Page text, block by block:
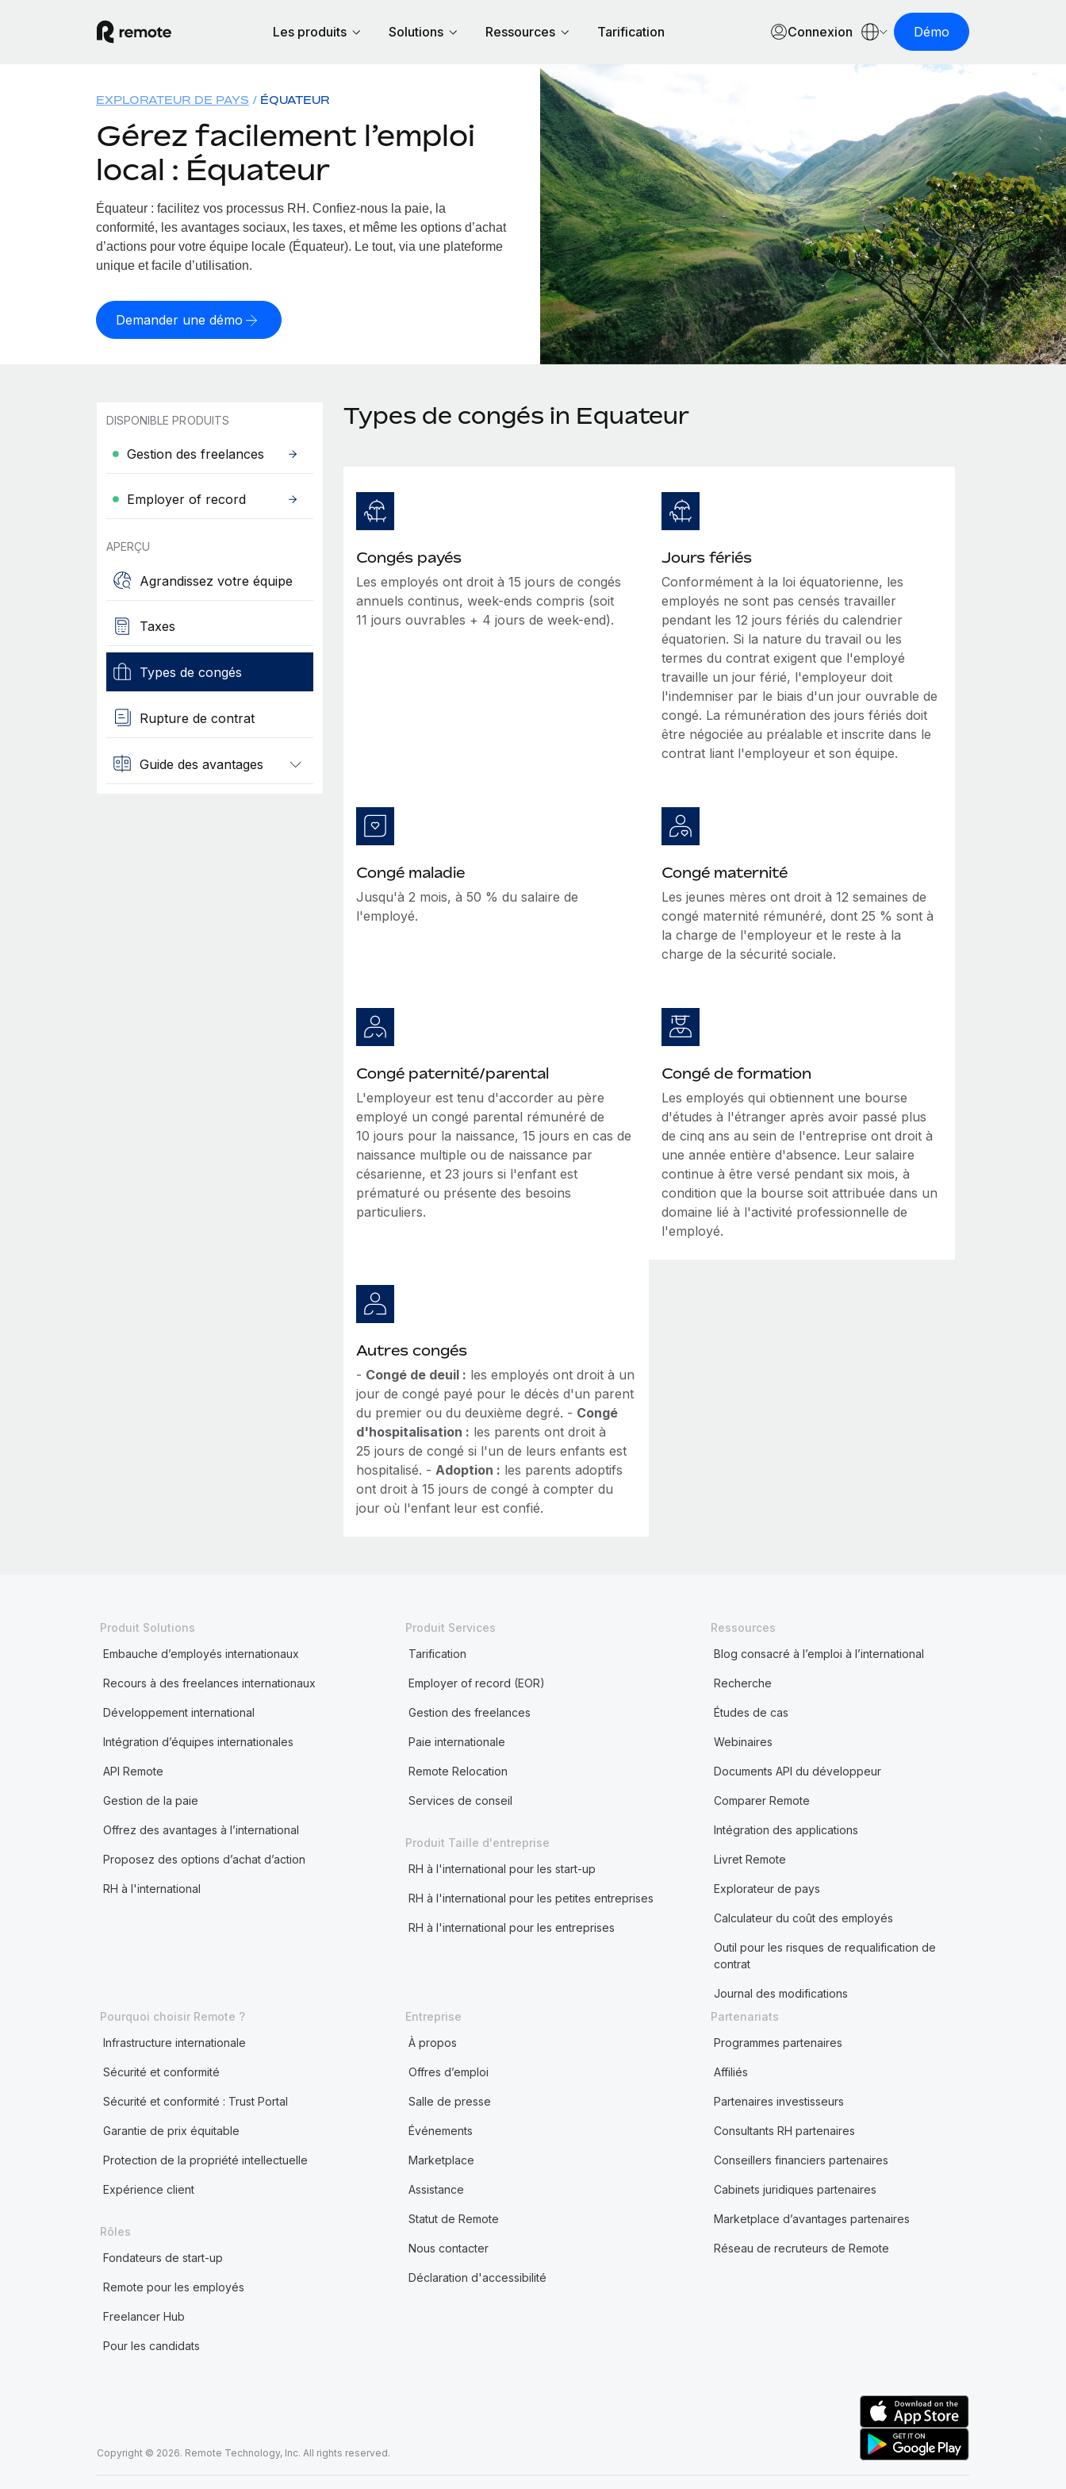
Les produits Solutions Ressources Tarification Connexion Démo
EXPLORATEUR DE PAYS ÉQUATEUR
Gérez facilement l’emploi
local : Équateur
Équateur : facilitez vos processus RH. Confiez-nous la paie, la
conformité, les avantages sociaux, les taxes, et même les options d’achat
d’actions pour votre équipe locale (Équateur). Le tout, via une plateforme
unique et facile d’utilisation.
Demander une démo
DISPONIBLE PRODUITS
Gestion des freelances
Employer of record
APERÇU
Agrandissez votre équipe
Taxes
Types de congés
Rupture de contrat
Guide des avantages
Types de congés in Equateur
Congés payés
Les employés ont droit à 15 jours de congés
annuels continus, week-ends compris (soit
11 jours ouvrables + 4 jours de week-end).
Jours fériés
Conformément à la loi équatorienne, les
employés ne sont pas censés travailler
pendant les 12 jours fériés du calendrier
équatorien. Si la nature du travail ou les
termes du contrat exigent que l'employé
travaille un jour férié, l'employeur doit
l'indemniser par le biais d'un jour ouvrable de
congé. La rémunération des jours fériés doit
être négociée au préalable et inscrite dans le
contrat liant l'employeur et son équipe.
Congé maladie
Jusqu'à 2 mois, à 50 % du salaire de
l'employé.
Congé maternité
Les jeunes mères ont droit à 12 semaines de
congé maternité rémunéré, dont 25 % sont à
la charge de l'employeur et le reste à la
charge de la sécurité sociale.
Congé paternité/parental
L'employeur est tenu d'accorder au père
employé un congé parental rémunéré de
10 jours pour la naissance, 15 jours en cas de
naissance multiple ou de naissance par
césarienne, et 23 jours si l'enfant est
prématuré ou présente des besoins
particuliers.
Congé de formation
Les employés qui obtiennent une bourse
d'études à l'étranger après avoir passé plus
de cinq ans au sein de l'entreprise ont droit à
une année entière d'absence. Leur salaire
continue à être versé pendant six mois, à
condition que la bourse soit attribuée dans un
domaine lié à l'activité professionnelle de
l'employé.
Autres congés
- Congé de deuil : les employés ont droit à un
jour de congé payé pour le décès d'un parent
du premier ou du deuxième degré. - Congé
d'hospitalisation : les parents ont droit à
25 jours de congé si l'un de leurs enfants est
hospitalisé. - Adoption : les parents adoptifs
ont droit à 15 jours de congé à compter du
jour où l'enfant leur est confié.
Produit Solutions
Embauche d’employés internationaux
Recours à des freelances internationaux
Développement international
Intégration d’équipes internationales
API Remote
Gestion de la paie
Offrez des avantages à l’international
Proposez des options d’achat d’action
RH à l'international
Produit Services
Tarification
Employer of record (EOR)
Gestion des freelances
Paie internationale
Remote Relocation
Services de conseil
Produit Taille d'entreprise
RH à l'international pour les start-up
RH à l'international pour les petites entreprises
RH à l'international pour les entreprises
Ressources
Blog consacré à l’emploi à l’international
Recherche
Études de cas
Webinaires
Documents API du développeur
Comparer Remote
Intégration des applications
Livret Remote
Explorateur de pays
Calculateur du coût des employés
Outil pour les risques de requalification de
contrat
Journal des modifications
Pourquoi choisir Remote ?
Infrastructure internationale
Sécurité et conformité
Sécurité et conformité : Trust Portal
Garantie de prix équitable
Protection de la propriété intellectuelle
Expérience client
Rôles
Fondateurs de start-up
Remote pour les employés
Freelancer Hub
Pour les candidats
Entreprise
À propos
Offres d’emploi
Salle de presse
Événements
Marketplace
Assistance
Statut de Remote
Nous contacter
Déclaration d'accessibilité
Partenariats
Programmes partenaires
Affiliés
Partenaires investisseurs
Consultants RH partenaires
Conseillers financiers partenaires
Cabinets juridiques partenaires
Marketplace d’avantages partenaires
Réseau de recruteurs de Remote
Copyright © 2026. Remote Technology, Inc. All rights reserved.